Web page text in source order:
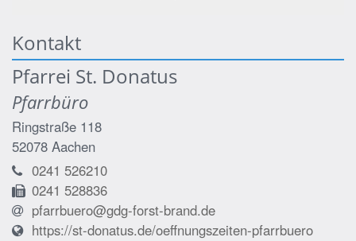
Kontakt
Pfarrei St. Donatus
Pfarrbüro
Ringstraße 118
52078 Aachen
0241 526210
0241 528836
pfarrbuero@gdg-forst-brand.de
https://st-donatus.de/oeffnungszeiten-pfarrbuero